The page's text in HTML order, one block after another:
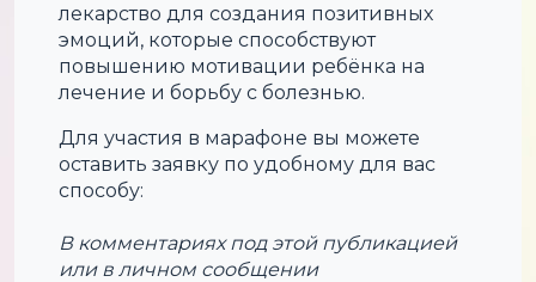
лекарство для создания позитивных
эмоций, которые способствуют
повышению мотивации ребёнка на
лечение и борьбу с болезнью.
Для участия в марафоне вы можете
оставить заявку по удобному для вас
способу:
В комментариях под этой публикацией
или в личном сообщении